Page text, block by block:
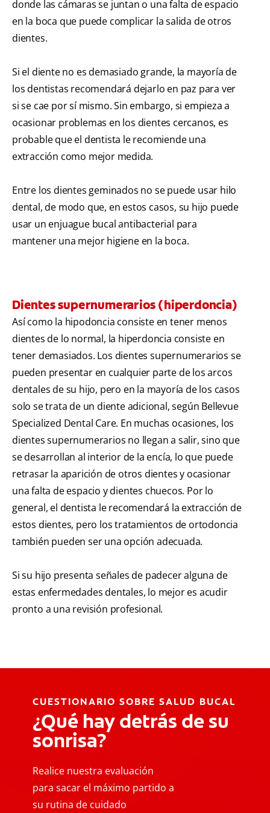
donde las cámaras se juntan o una falta de espacio
en la boca que puede complicar la salida de otros
dientes.
Si el diente no es demasiado grande, la mayoría de
los dentistas recomendará dejarlo en paz para ver
si se cae por sí mismo. Sin embargo, si empieza a
ocasionar problemas en los dientes cercanos, es
probable que el dentista le recomiende una
extracción como mejor medida.
Entre los dientes geminados no se puede usar hilo
dental, de modo que, en estos casos, su hijo puede
usar un enjuague bucal antibacterial para
mantener una mejor higiene en la boca.
Dientes supernumerarios (hiperdoncia)
Así como la hipodoncia consiste en tener menos
dientes de lo normal, la hiperdoncia consiste en
tener demasiados. Los dientes supernumerarios se
pueden presentar en cualquier parte de los arcos
dentales de su hijo, pero en la mayoría de los casos
solo se trata de un diente adicional, según Bellevue
Specialized Dental Care. En muchas ocasiones, los
dientes supernumerarios no llegan a salir, sino que
se desarrollan al interior de la encía, lo que puede
retrasar la aparición de otros dientes y ocasionar
una falta de espacio y dientes chuecos. Por lo
general, el dentista le recomendará la extracción de
estos dientes, pero los tratamientos de ortodoncia
también pueden ser una opción adecuada.
Si su hijo presenta señales de padecer alguna de
estas enfermedades dentales, lo mejor es acudir
pronto a una revisión profesional.
CUESTIONARIO SOBRE SALUD BUCAL
¿Qué hay detrás de su
sonrisa?
Realice nuestra evaluación
para sacar el máximo partido a
su rutina de cuidado